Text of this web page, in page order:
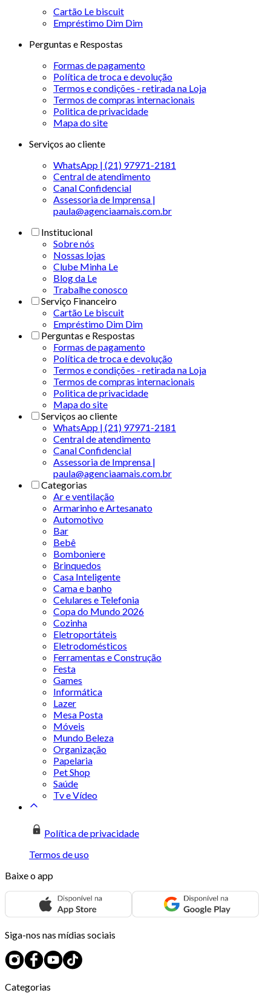
Cartão Le biscuit
Empréstimo Dim Dim
Perguntas e Respostas
Formas de pagamento
Política de troca e devolução
Termos e condições - retirada na Loja
Termos de compras internacionais
Politica de privacidade
Mapa do site
Serviços ao cliente
WhatsApp | (21) 97971-2181
Central de atendimento
Canal Confidencial
Assessoria de Imprensa |
paula@agenciaamais.com.br
Institucional
Sobre nós
Nossas lojas
Clube Minha Le
Blog da Le
Trabalhe conosco
Serviço Financeiro
Cartão Le biscuit
Empréstimo Dim Dim
Perguntas e Respostas
Formas de pagamento
Política de troca e devolução
Termos e condições - retirada na Loja
Termos de compras internacionais
Politica de privacidade
Mapa do site
Serviços ao cliente
WhatsApp | (21) 97971-2181
Central de atendimento
Canal Confidencial
Assessoria de Imprensa |
paula@agenciaamais.com.br
Categorias
Ar e ventilação
Armarinho e Artesanato
Automotivo
Bar
Bebê
Bomboniere
Brinquedos
Casa Inteligente
Cama e banho
Celulares e Telefonia
Copa do Mundo 2026
Cozinha
Eletroportáteis
Eletrodomésticos
Ferramentas e Construção
Festa
Games
Informática
Lazer
Mesa Posta
Móveis
Mundo Beleza
Organização
Papelaria
Pet Shop
Saúde
Tv e Vídeo
Política de privacidade
Termos de uso
Baixe o app
Siga-nos nas mídias sociais
Categorias